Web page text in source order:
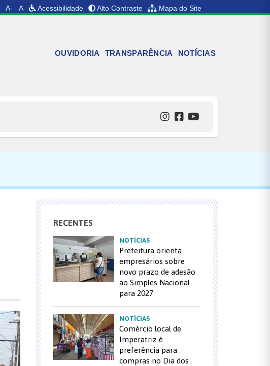
A- A Acessibilidade Alto Contraste Mapa do Site
OUVIDORIA TRANSPARÊNCIA NOTÍCIAS
RECENTES
NOTÍCIAS
Prefeitura orienta
empresários sobre
novo prazo de adesão
ao Simples Nacional
para 2027
NOTÍCIAS
Comércio local de
Imperatriz é
preferência para
compras no Dia dos